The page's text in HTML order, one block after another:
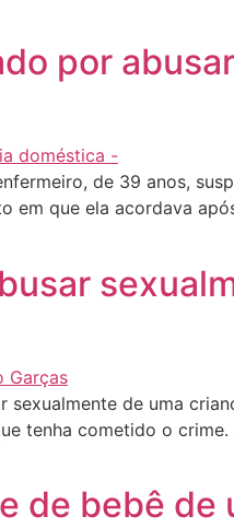
por
de 39 anos,
em que ela acordava
de uma
tenha cometido o
de bebê de